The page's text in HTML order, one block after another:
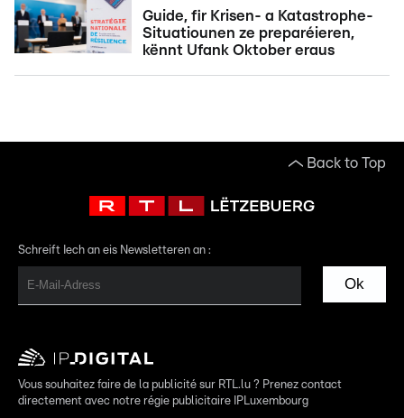
Guide, fir Krisen- a Katastrophe-
Situatiounen ze preparéieren,
kënnt Ufank Oktober eraus
Back to Top
Schreift Iech an eis Newsletteren an :
Ok
Vous souhaitez faire de la publicité sur RTL.lu ? Prenez contact
directement avec notre régie publicitaire IPLuxembourg